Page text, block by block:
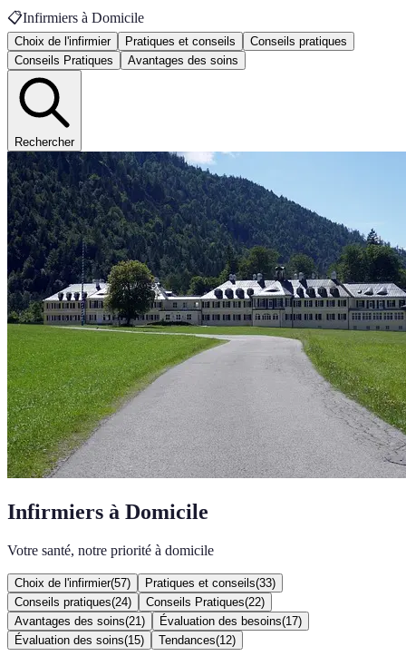
📋Infirmiers à Domicile
Choix de l'infirmier Pratiques et conseils
Conseils pratiques
Conseils Pratiques
Avantages des soins
Rechercher
Infirmiers à Domicile
Votre santé, notre priorité à domicile
Choix de l'infirmier(57) Pratiques et conseils(33)
Conseils pratiques(24) Conseils Pratiques(22)
Avantages des soins(21 ) Évaluation des besoins(17)
Évaluation des soins(15) Tendances(12)